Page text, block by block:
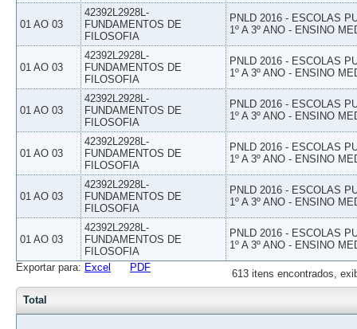
01 AO 03
42392L2928L-
FUNDAMENTOS DE
FILOSOFIA
PNLD 2016 - ESCOLAS
1º A 3º ANO - ENSINO
01 AO 03
42392L2928L-
FUNDAMENTOS DE
FILOSOFIA
PNLD 2016 - ESCOLAS
1º A 3º ANO - ENSINO
01 AO 03
42392L2928L-
FUNDAMENTOS DE
FILOSOFIA
PNLD 2016 - ESCOLAS
1º A 3º ANO - ENSINO
01 AO 03
42392L2928L-
FUNDAMENTOS DE
FILOSOFIA
PNLD 2016 - ESCOLAS
1º A 3º ANO - ENSINO
01 AO 03
42392L2928L-
FUNDAMENTOS DE
FILOSOFIA
PNLD 2016 - ESCOLAS
1º A 3º ANO - ENSINO
01 AO 03
42392L2928L-
FUNDAMENTOS DE
FILOSOFIA
PNLD 2016 - ESCOLAS
1º A 3º ANO - ENSINO
613 itens encontrados,
Exportar para: Excel PDF
Total